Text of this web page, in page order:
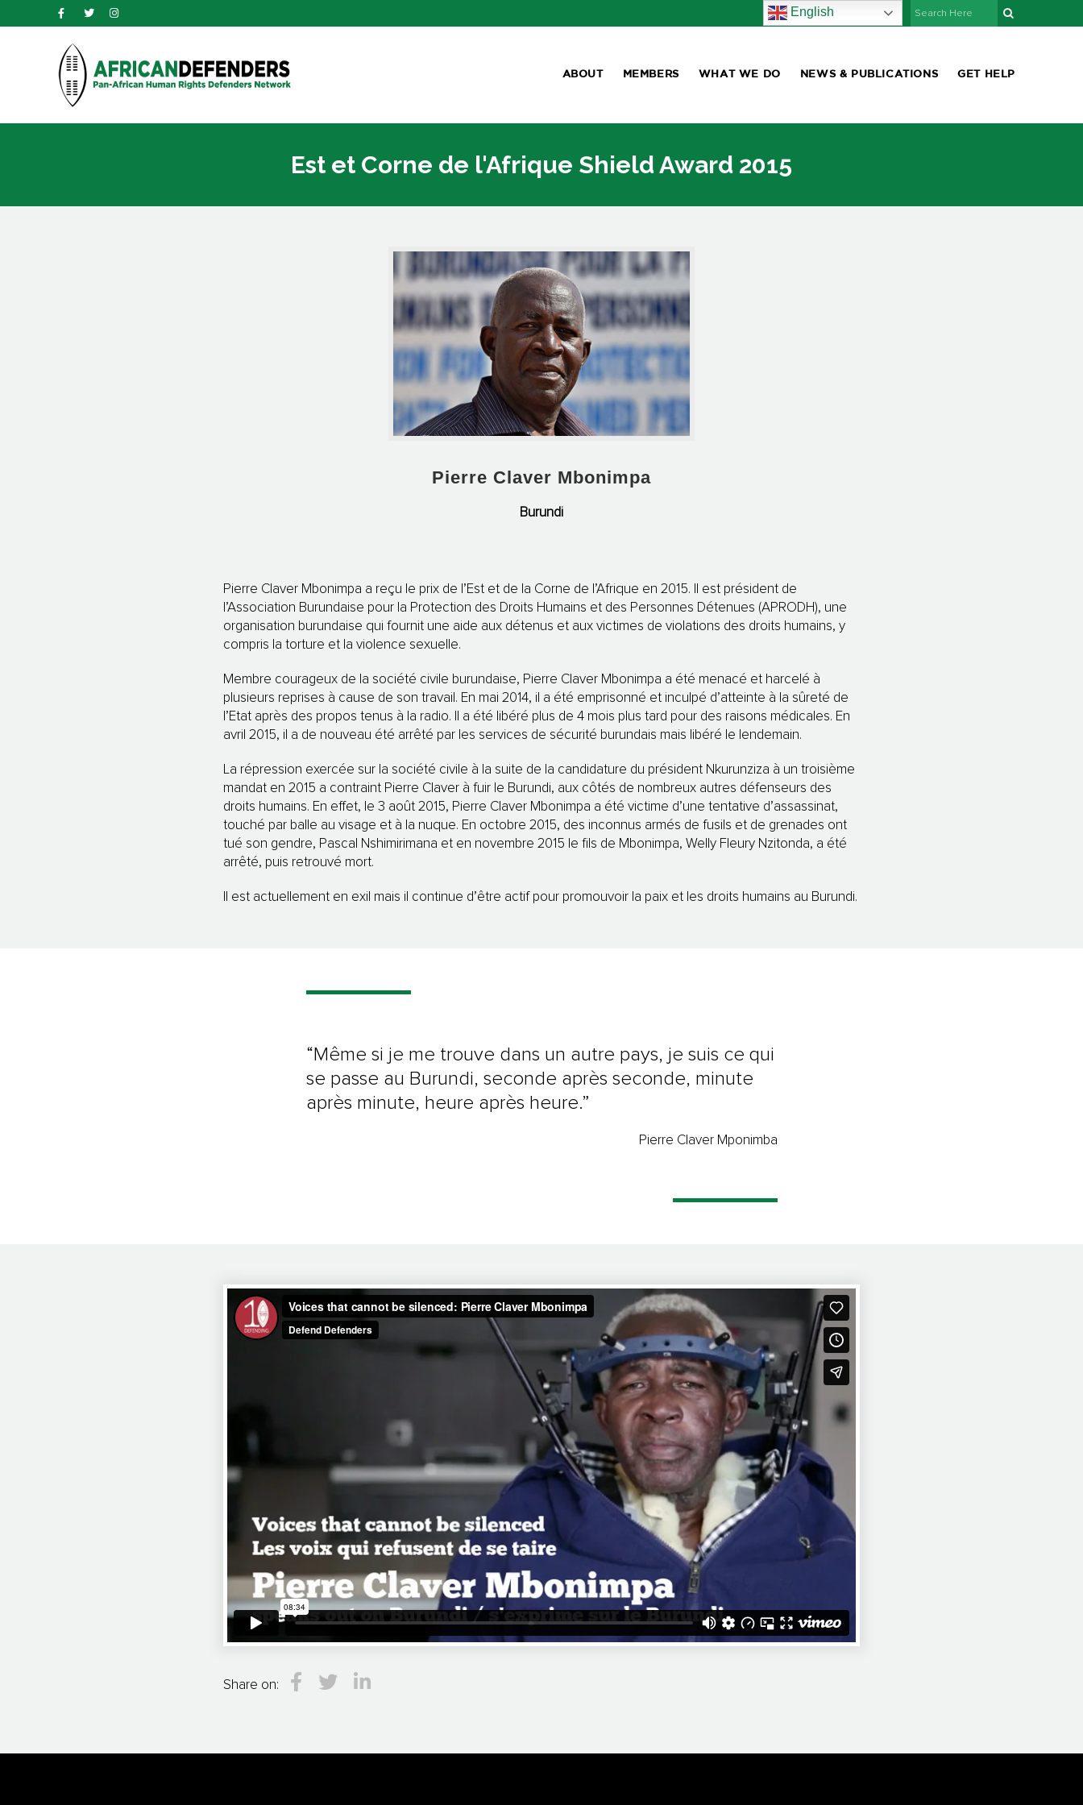
English
ABOUT MEMBERS WHAT WE DO NEWS & PUBLICATIONS GET HELP
Est et Corne de l'Afrique Shield Award 2015
Pierre Claver Mbonimpa
Burundi
Pierre Claver Mbonimpa a reçu le prix de l’Est et de la Corne de l’Afrique en 2015. Il est président de
l’Association Burundaise pour la Protection des Droits Humains et des Personnes Détenues (APRODH), une
organisation burundaise qui fournit une aide aux détenus et aux victimes de violations des droits humains, y
compris la torture et la violence sexuelle.
Membre courageux de la société civile burundaise, Pierre Claver Mbonimpa a été menacé et harcelé à
plusieurs reprises à cause de son travail. En mai 2014, il a été emprisonné et inculpé d’atteinte à la sûreté de
l’Etat après des propos tenus à la radio. Il a été libéré plus de 4 mois plus tard pour des raisons médicales. En
avril 2015, il a de nouveau été arrêté par les services de sécurité burundais mais libéré le lendemain.
La répression exercée sur la société civile à la suite de la candidature du président Nkurunziza à un troisième
mandat en 2015 a contraint Pierre Claver à fuir le Burundi, aux côtés de nombreux autres défenseurs des
droits humains. En effet, le 3 août 2015, Pierre Claver Mbonimpa a été victime d’une tentative d’assassinat,
touché par balle au visage et à la nuque. En octobre 2015, des inconnus armés de fusils et de grenades ont
tué son gendre, Pascal Nshimirimana et en novembre 2015 le fils de Mbonimpa, Welly Fleury Nzitonda, a été
arrêté, puis retrouvé mort.
Il est actuellement en exil mais il continue d’être actif pour promouvoir la paix et les droits humains au Burundi.
“Même si je me trouve dans un autre pays, je suis ce qui
se passe au Burundi, seconde après seconde, minute
après minute, heure après heure.”
Pierre Claver Mponimba
Share on: